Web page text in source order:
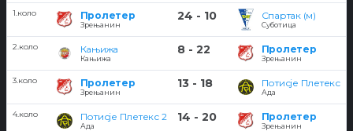
1.коло Пролетер
Зрењанин
24 - 10 Спартак (м)
Суботица
2.коло Кањижа
Кањижа
8 - 22 Пролетер
Зрењанин
3.коло Пролетер
Зрењанин
13 - 18 Потисје Плетекс
Ада
4.коло Потисје Плетекс 2
Ада
14 - 20 Пролетер
Зрењанин